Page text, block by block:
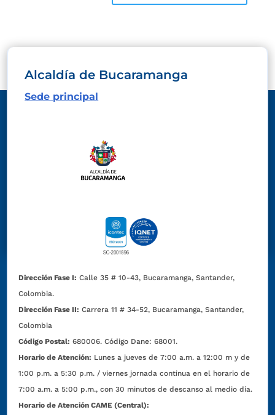
Alcaldía de Bucaramanga
Sede principal
Dirección Fase I: Calle 35 # 10-43, Bucaramanga, Santander,
Colombia.
Dirección Fase II: Carrera 11 # 34-52, Bucaramanga, Santander,
Colombia
Código Postal: 680006. Código Dane: 68001.
Horario de Atención: Lunes a jueves de 7:00 a.m. a 12:00 m y de
1:00 p.m. a 5:30 p.m. / viernes jornada continua en el horario de
7:00 a.m. a 5:00 p.m., con 30 minutos de descanso al medio día.
Horario de Atención CAME (Central):